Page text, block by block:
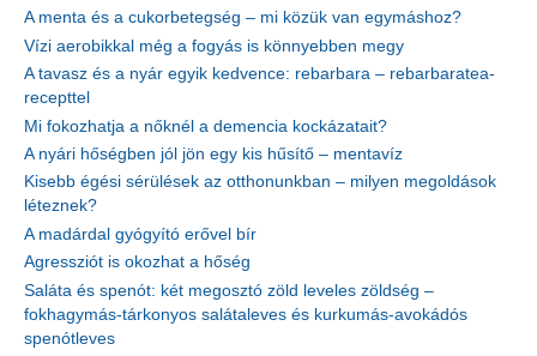
A menta és a cukorbetegség – mi közük van egymáshoz?
Vízi aerobikkal még a fogyás is könnyebben megy
A tavasz és a nyár egyik kedvence: rebarbara – rebarbaratea-
recepttel
Mi fokozhatja a nőknél a demencia kockázatait?
A nyári hőségben jól jön egy kis hűsítő – mentavíz
Kisebb égési sérülések az otthonunkban – milyen megoldások
léteznek?
A madárdal gyógyító erővel bír
Agressziót is okozhat a hőség
Saláta és spenót: két megosztó zöld leveles zöldség –
fokhagymás-tárkonyos salátaleves és kurkumás-avokádós
spenótleves